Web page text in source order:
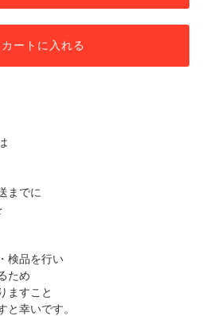
カートに入れる
までに
検品を行い
ため
ますこと
と幸いです。